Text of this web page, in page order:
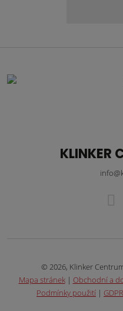
KLINKER
© 2026, Klinker
Mapa stránek| Obchodní a
Podmínky použití | GDPR